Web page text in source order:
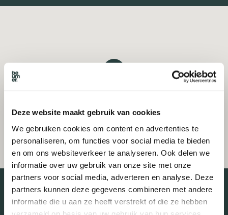
Deze website maakt gebruik van cookies
We gebruiken cookies om content en advertenties te
personaliseren, om functies voor social media te bieden
en om ons websiteverkeer te analyseren. Ook delen we
informatie over uw gebruik van onze site met onze
partners voor social media, adverteren en analyse. Deze
partners kunnen deze gegevens combineren met andere
informatie die u aan ze heeft verstrekt of die ze hebben